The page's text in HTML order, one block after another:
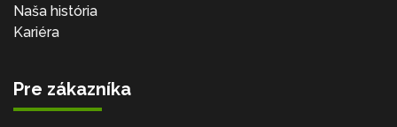
Naša história
Kariéra
Pre zákazníka